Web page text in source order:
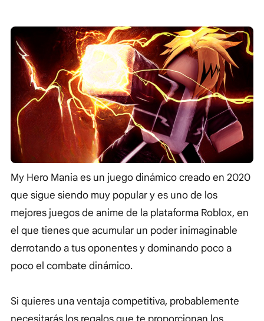
My Hero Mania es un juego dinámico creado en 2020
que sigue siendo muy popular y es uno de los
mejores juegos de anime de la plataforma Roblox, en
el que tienes que acumular un poder inimaginable
derrotando a tus oponentes y dominando poco a
poco el combate dinámico.
Si quieres una ventaja competitiva, probablemente